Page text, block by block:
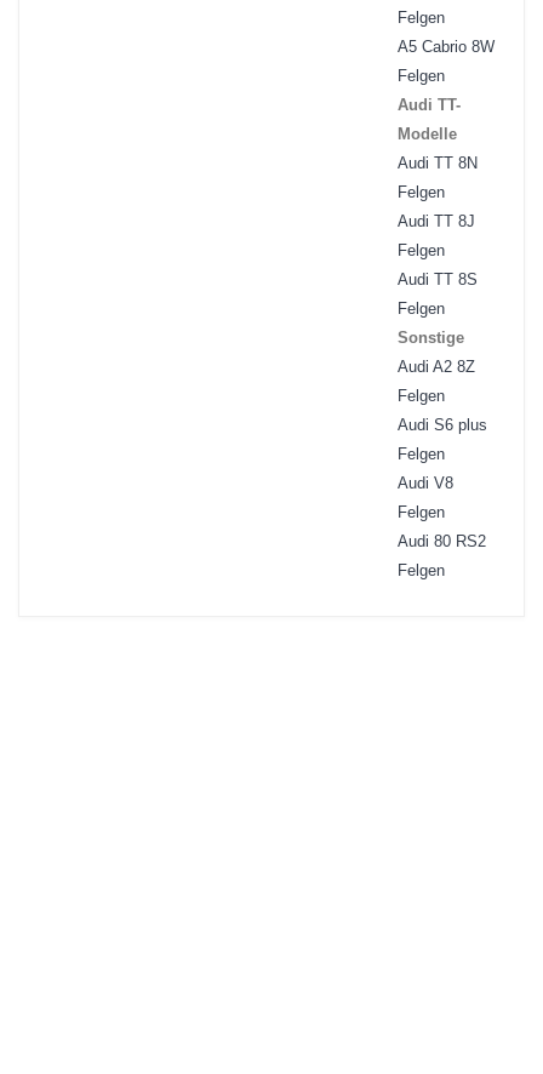
Felgen
A5 Cabrio 8W
Felgen
Audi TT-
Modelle
Audi TT 8N
Felgen
Audi TT 8J
Felgen
Audi TT 8S
Felgen
Sonstige
Audi A2 8Z
Felgen
Audi S6 plus
Felgen
Audi V8
Felgen
Audi 80 RS2
Felgen